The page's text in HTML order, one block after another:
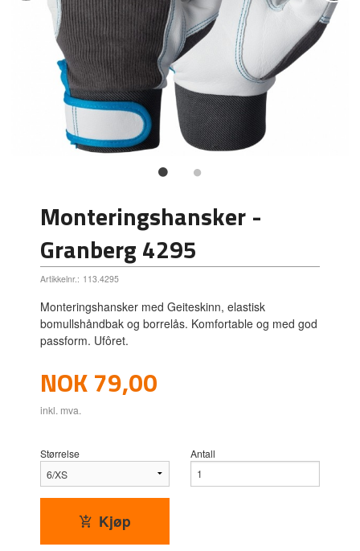
Monteringshansker -
Granberg 4295
Artikkelnr.: 113.4295
Monteringshansker med Geiteskinn, elastisk
bomullshåndbak og borrelås. Komfortable og med god
passform. Ufôret.
Pris
NOK79,00
inkl. mva.
Størrelse Antall
Kjøp